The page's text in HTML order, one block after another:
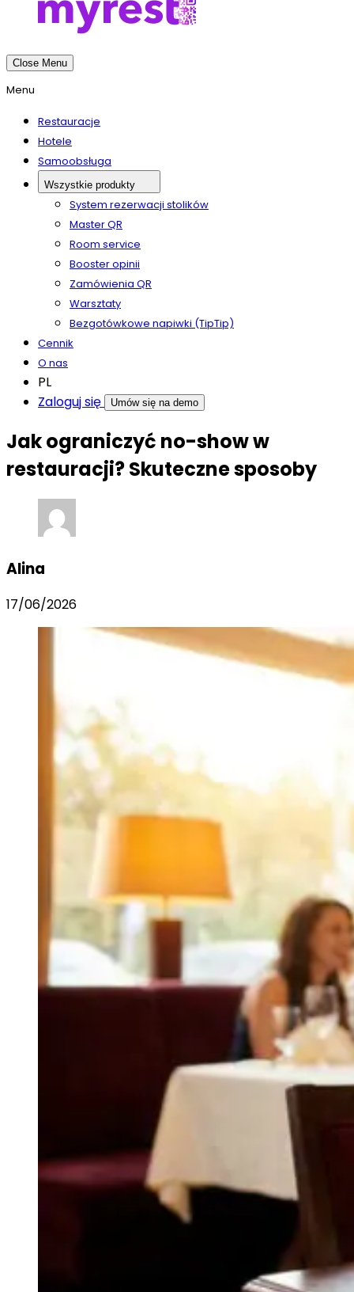
Close Menu
Menu
Restauracje
Hotele
Samoobsługa
Wszystkie produkty
System rezerwacji stolików
Master QR
Room service
Booster opinii
Zamówienia QR
Warsztaty
Bezgotówkowe napiwki (TipTip)
Cennik
O nas
PL
Zaloguj się
Umów się na demo
Jak ograniczyć no-show w
restauracji? Skuteczne sposoby
Alina
17/06/2026